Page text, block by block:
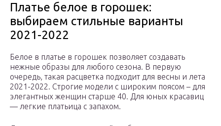
Платье белое в горошек:
выбираем стильные варианты
2021-2022
Белое в платье в горошек позволяет создавать
нежные образы для любого сезона. В первую
очередь, такая расцветка подходит для весны и лета
2021-2022. Строгие модели с широким поясом – для
элегантных женщин старше 40. Для юных красавиц
— легкие платьица с запахом.